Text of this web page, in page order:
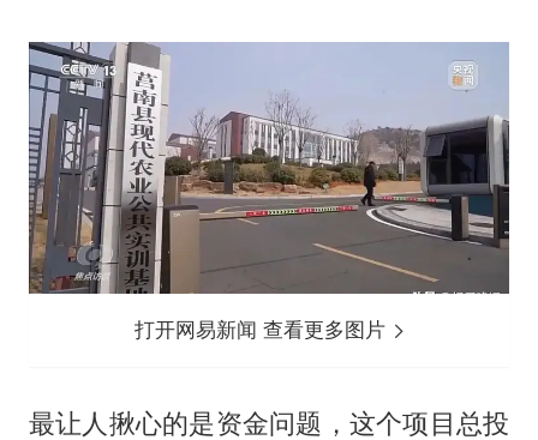
打开网易新闻 查看更多图片
最让人揪心的是资金问题，这个项目总投